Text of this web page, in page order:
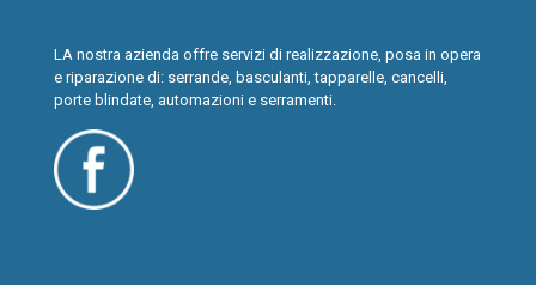
LA nostra azienda offre servizi di realizzazione, posa in opera
e riparazione di: serrande, basculanti, tapparelle, cancelli,
porte blindate, automazioni e serramenti.